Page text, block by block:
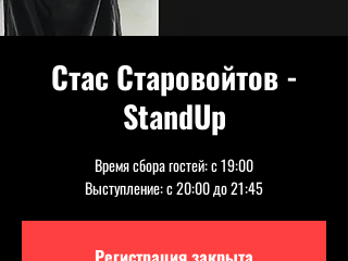
Стас Старовойтов -
StandUp
Время сбора гостей: с 19:00
Выступление: с 20:00 до 21:45